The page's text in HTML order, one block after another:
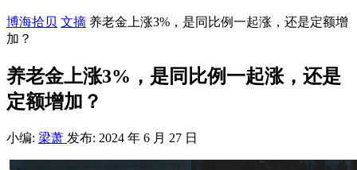
博海拾贝 文摘 养老金上涨3%，是同比例一起涨，还是定额增
加？
养老金上涨3%，是同比例一起涨，还是
定额增加？
小编: 梁萧 发布: 2024 年 6 月 27 日